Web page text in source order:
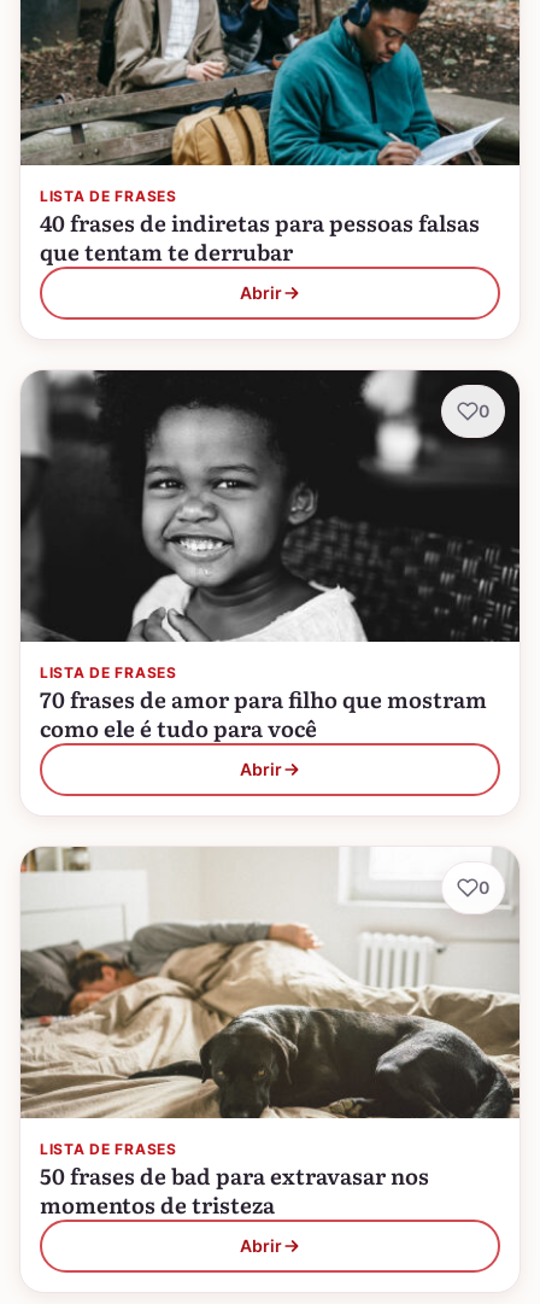
LISTA DE FRASES
40 frases de indiretas para pessoas falsas
que tentam te derrubar
Abrir
LISTA DE FRASES
70 frases de amor para filho que mostram
como ele é tudo para você
Abrir
0
LISTA DE FRASES
50 frases de bad para extravasar nos
momentos de tristeza
Abrir
0